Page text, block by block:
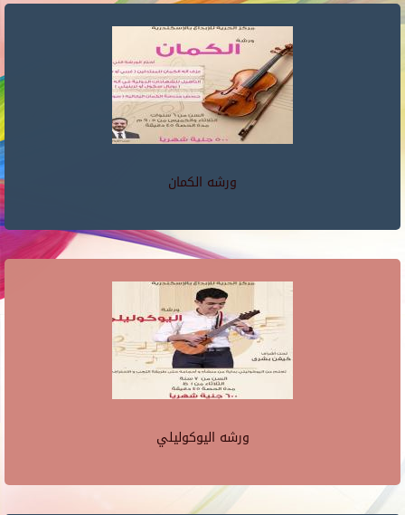
ورشه الكمان
ورشه اليوكوليلي